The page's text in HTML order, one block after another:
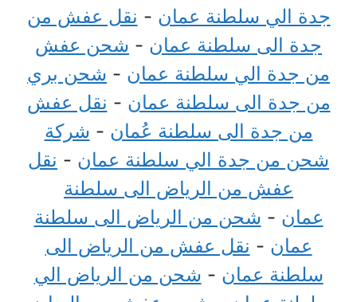
جدة الي سلطنة عمان - نقل عفش من
جدة الى سلطنة عمان - شحن عفش
من جدة الي سلطنة عمان - شحن بري
من جدة الى سلطنة عمان - نقل عفش
من جدة الى سلطنة عُمان - شركة
شحن من جدة الي سلطنة عمان - نقل
عفش من الرياض الى سلطنة
عمان - شحن من الرياض الى سلطنة
عمان - نقل عفش من الرياض الى
سلطنة عمان - شحن من الرياض الي